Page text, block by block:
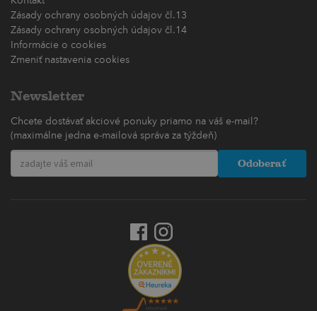
Zásady ochrany osobných údajov čl.13
Zásady ochrany osobných údajov čl.14
Informácie o cookies
Zmeniť nastavenia cookies
Newsletter
Chcete dostávať akciové ponuky priamo na váš e-mail?
(maximálne jedna e-mailová správa za týždeň)
Odoberať